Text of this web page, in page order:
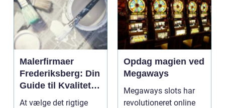
Malerfirmaer
Frederiksberg: Din
Guide til Kvalitet
og Service
At vælge det rigtige
Opdag magien ved
Megaways
Megaways slots har
revolutioneret online